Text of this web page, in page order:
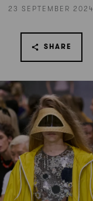
23 SEPTEMBER 2024
SHARE